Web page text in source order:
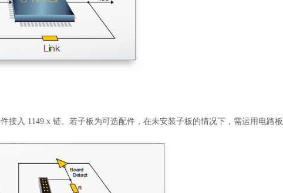
接入 1149.x 链。若子板为可选配件，在未安装子板的情况下，需运用电路